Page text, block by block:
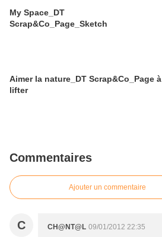
My Space_DT
Scrap&Co_Page_Sketch
Aimer la nature_DT Scrap&Co_Page à
lifter
Commentaires
Ajouter un commentaire
C CH@NT@L 09/01/2012 22:35